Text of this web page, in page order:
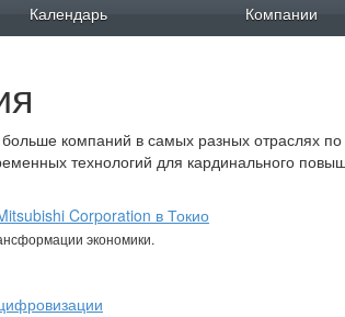
Календарь Компании
компаний в самых разных отраслях
технологий для кардинального
Corporation в Токио
экономики.